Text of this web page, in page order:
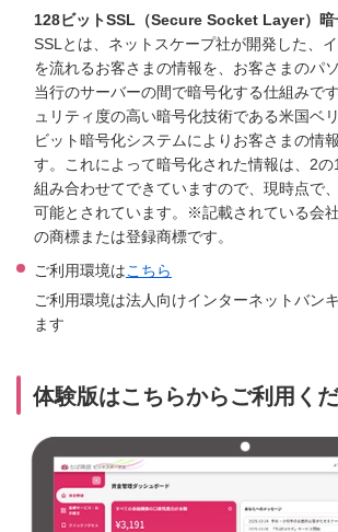
128ビットSSL（Secure Socket Layer）暗
SSLとは、ネットスケープ社が開発した、
を流れるお客さまの情報を、お客さまのパ
当行のサーバーの間で暗号化する仕組みで
ュリティ度の高い暗号化技術である米国ベ
ビット暗号化システムによりお客さまの情
す。これによって暗号化された情報は、2
組み合わせてできていますので、現時点で
可能とされています。※記載されている会
の商標または登録商標です。
ご利用環境はこちら
ご利用環境は法人向けインターネットバン
ます
体験版はこちらからご利用くだ